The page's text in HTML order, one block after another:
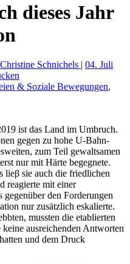
dieses Jahr
Schnichels | 04. Juli
& Soziale Bewegungen,
ist das Land im Umbruch.
gegen zu hohe U-Bahn-
zum Teil gewaltsamen
nur mit Härte begegnete.
lieβ sie auch die friedlichen
reagierte mit einer
den Forderungen
nur zusätzlich eskalierte.
mussten die etablierten
ausreichenden Antworten
und dem Druck